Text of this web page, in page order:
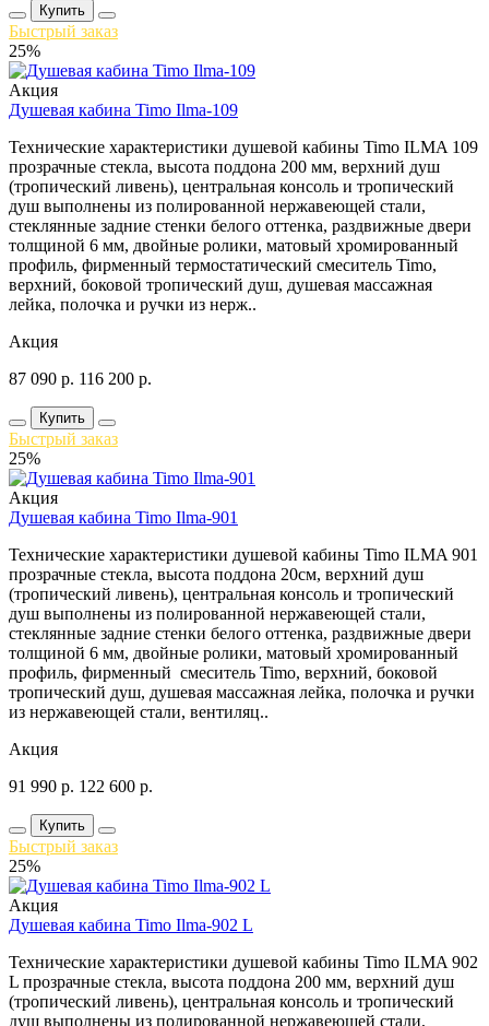
Купить
Быстрый заказ
25%
Акция
Душевая кабина Timo Ilma-109
Технические характеристики душевой кабины Timo ILMA 109
прозрачные стекла, высота поддона 200 мм, верхний душ
(тропический ливень), центральная консоль и тропический
душ выполнены из полированной нержавеющей стали,
стеклянные задние стенки белого оттенка, раздвижные двери
толщиной 6 мм, двойные ролики, матовый хромированный
профиль, фирменный термостатический смеситель Timo,
верхний, боковой тропический душ, душевая массажная
лейка, полочка и ручки из нерж..
Акция
87 090 р. 116 200 р.
Купить
Быстрый заказ
25%
Акция
Душевая кабина Timo Ilma-901
Технические характеристики душевой кабины Timo ILMA 901
прозрачные стекла, высота поддона 20см, верхний душ
(тропический ливень), центральная консоль и тропический
душ выполнены из полированной нержавеющей стали,
стеклянные задние стенки белого оттенка, раздвижные двери
толщиной 6 мм, двойные ролики, матовый хромированный
профиль, фирменный смеситель Timo, верхний, боковой
тропический душ, душевая массажная лейка, полочка и ручки
из нержавеющей стали, вентиляц..
Акция
91 990 р. 122 600 р.
Купить
Быстрый заказ
25%
Акция
Душевая кабина Timo Ilma-902 L
Технические характеристики душевой кабины Timo ILMA 902
L прозрачные стекла, высота поддона 200 мм, верхний душ
(тропический ливень), центральная консоль и тропический
душ выполнены из полированной нержавеющей стали,